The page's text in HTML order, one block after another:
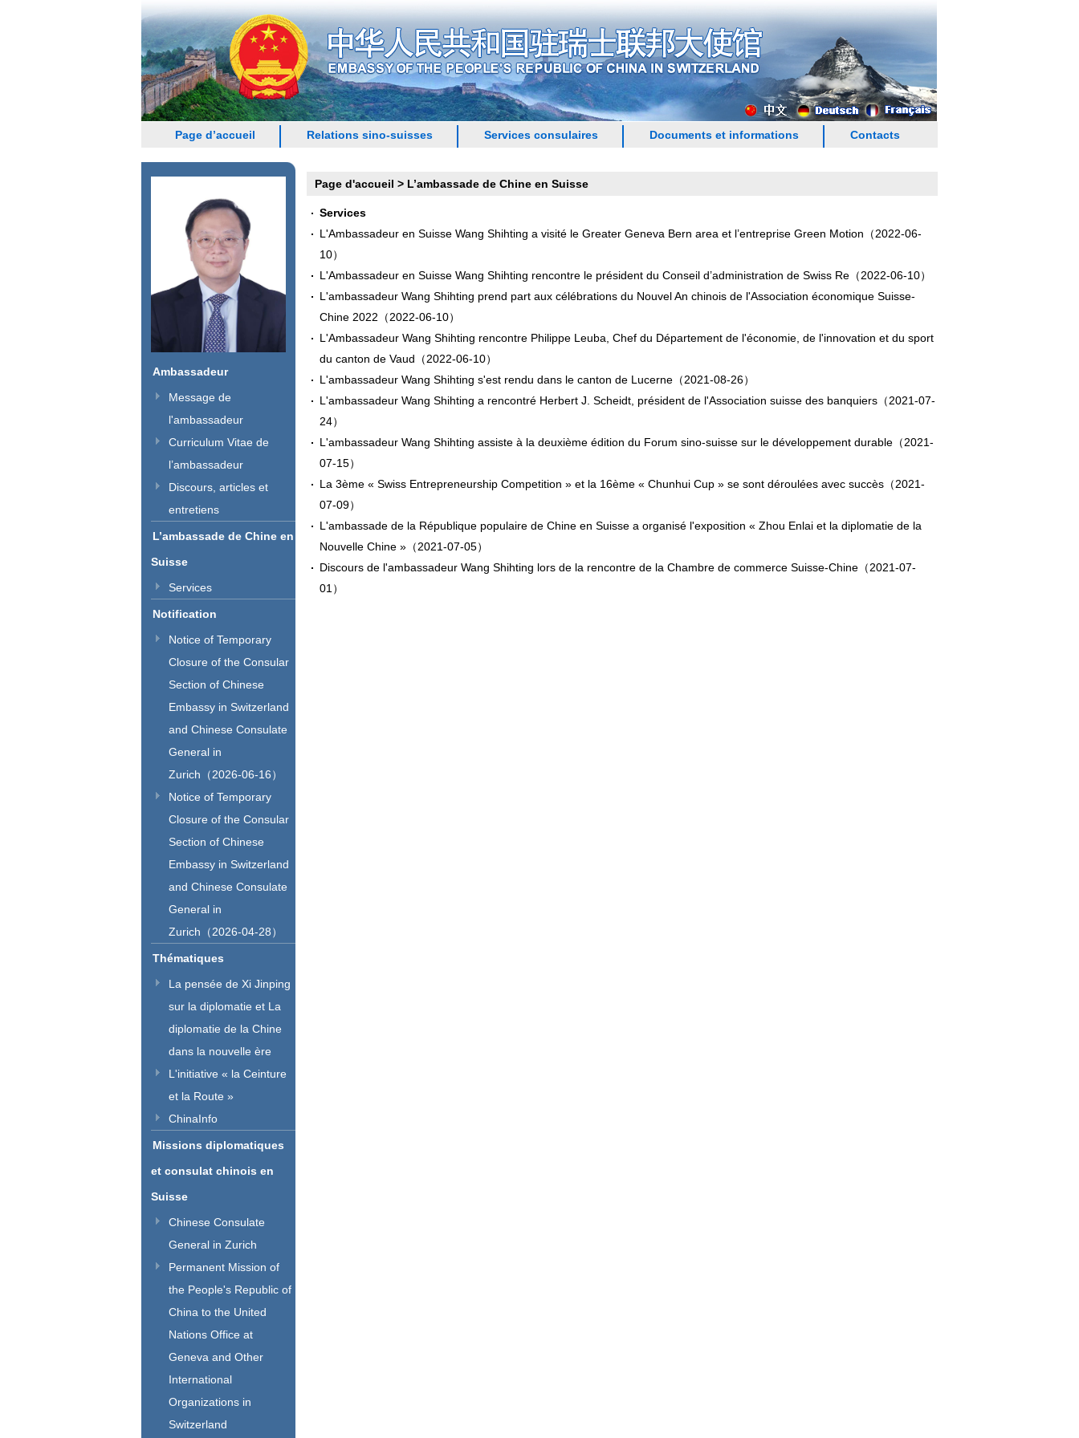
Page d’accueil Relations sino-suisses Services consulaires Documents et informations Contacts
Ambassadeur
Message de
l'ambassadeur
Curriculum Vitae de
l’ambassadeur
Discours, articles et
entretiens
L’ambassade de Chine en
Suisse
Services
Notification
Notice of Temporary
Closure of the Consular
Section of Chinese
Embassy in Switzerland
and Chinese Consulate
General in
Zurich（2026-06-16）
Notice of Temporary
Closure of the Consular
Section of Chinese
Embassy in Switzerland
and Chinese Consulate
General in
Zurich（2026-04-28）
Thématiques
La pensée de Xi Jinping
sur la diplomatie et La
diplomatie de la Chine
dans la nouvelle ère
L'initiative « la Ceinture
et la Route »
ChinaInfo
Missions diplomatiques
et consulat chinois en
Suisse
Chinese Consulate
General in Zurich
Permanent Mission of
the People's Republic of
China to the United
Nations Office at
Geneva and Other
International
Organizations in
Switzerland
Page d'accueil > L’ambassade de Chine en Suisse
Services
L'Ambassadeur en Suisse Wang Shihting a visité le Greater Geneva Bern area et l’entreprise Green Motion （2022-06-
10）
L'Ambassadeur en Suisse Wang Shihting rencontre le président du Conseil d’administration de Swiss Re （2022-06-10）
L'ambassadeur Wang Shihting prend part aux célébrations du Nouvel An chinois de l'Association économique Suisse-
Chine 2022 （2022-06-10）
L'Ambassadeur Wang Shihting rencontre Philippe Leuba, Chef du Département de l'économie, de l'innovation et du sport
du canton de Vaud （2022-06-10）
L'ambassadeur Wang Shihting s'est rendu dans le canton de Lucerne （2021-08-26）
L'ambassadeur Wang Shihting a rencontré Herbert J. Scheidt, président de l'Association suisse des banquiers （2021-07-
24）
L'ambassadeur Wang Shihting assiste à la deuxième édition du Forum sino-suisse sur le développement durable （2021-
07-15）
La 3ème « Swiss Entrepreneurship Competition » et la 16ème « Chunhui Cup » se sont déroulées avec succès （2021-
07-09）
L'ambassade de la République populaire de Chine en Suisse a organisé l'exposition « Zhou Enlai et la diplomatie de la
Nouvelle Chine » （2021-07-05）
Discours de l'ambassadeur Wang Shihting lors de la rencontre de la Chambre de commerce Suisse-Chine （2021-07-
01）